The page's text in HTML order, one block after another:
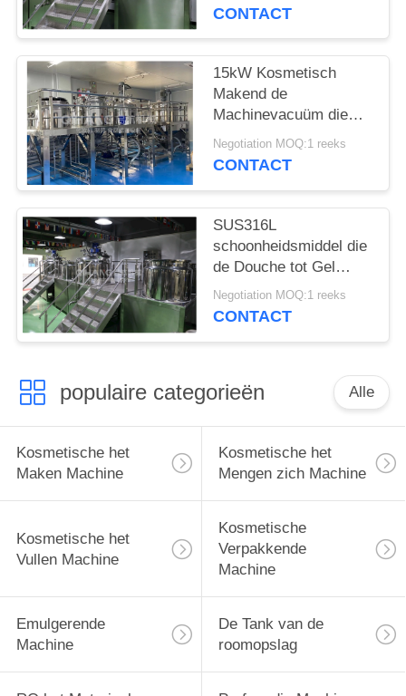
mengen
CONTACT
15kW Kosmetisch
Makend de
Machinevacuüm die
van de
veredelingsmiddelshampoo
Negotiation MOQ:1 reeks
CONTACT
SUS316L
schoonheidsmiddel die
de Douche tot Gel
maken van de
Machineshampoo
Negotiation MOQ:1 reeks
CONTACT
populaire categorieën Alle
Kosmetische het
Maken Machine
Kosmetische het
Mengen zich Machine
Kosmetische het
Vullen Machine
Kosmetische
Verpakkende
Machine
Emulgerende
Machine
De Tank van de
roomopslag